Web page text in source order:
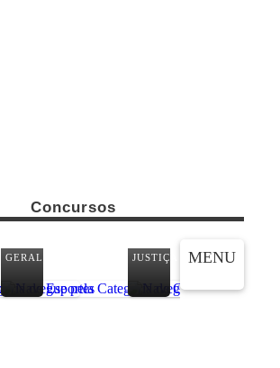
MENU
Concursos
GERAL JUSTIÇA